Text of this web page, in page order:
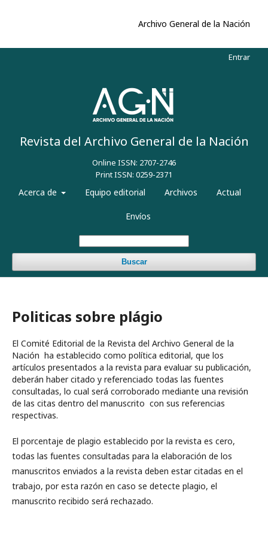
Archivo General de la Nación
Revista del Archivo General de la Nación
Online ISSN: 2707-2746
Print ISSN: 0259-2371
Acerca de Equipo editorial Archivos Actual
Envíos
Buscar
Entrar
Politicas sobre plágio
El Comité Editorial de la Revista del Archivo General de la
Nación ha establecido como política editorial, que los
artículos presentados a la revista para evaluar su publicación,
deberán haber citado y referenciado todas las fuentes
consultadas, lo cual será corroborado mediante una revisión
de las citas dentro del manuscrito con sus referencias
respectivas.
El porcentaje de plagio establecido por la revista es cero,
todas las fuentes consultadas para la elaboración de los
manuscritos enviados a la revista deben estar citadas en el
trabajo, por esta razón en caso se detecte plagio, el
manuscrito recibido será rechazado.